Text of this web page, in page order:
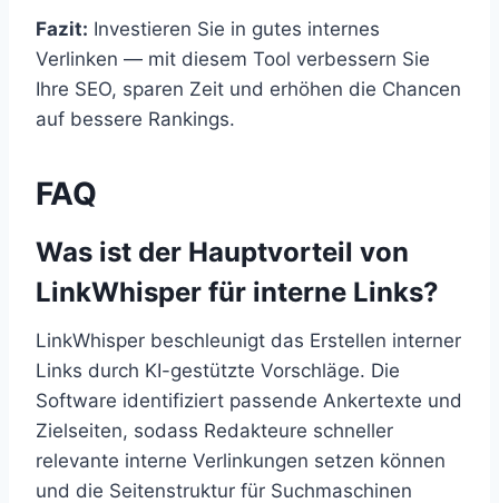
Fazit: Investieren Sie in gutes internes
Verlinken — mit diesem Tool verbessern Sie
Ihre SEO, sparen Zeit und erhöhen die Chancen
auf bessere Rankings.
FAQ
Was ist der Hauptvorteil von
LinkWhisper für interne Links?
LinkWhisper beschleunigt das Erstellen interner
Links durch KI-gestützte Vorschläge. Die
Software identifiziert passende Ankertexte und
Zielseiten, sodass Redakteure schneller
relevante interne Verlinkungen setzen können
und die Seitenstruktur für Suchmaschinen